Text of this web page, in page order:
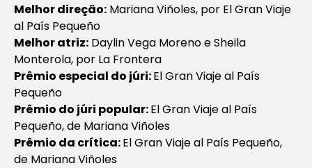
Melhor direção: Mariana Viñoles, por El Gran Viaje
al País Pequeño
Melhor atriz: Daylin Vega Moreno e Sheila
Monterola, por La Frontera
Prêmio especial do júri:El Gran Viaje al País
Pequeño
Prêmio do júri popular:El Gran Viaje al País
Pequeño, de Mariana Viñoles
Prêmio da crítica:El Gran Viaje al País Pequeño,
de Mariana Viñoles